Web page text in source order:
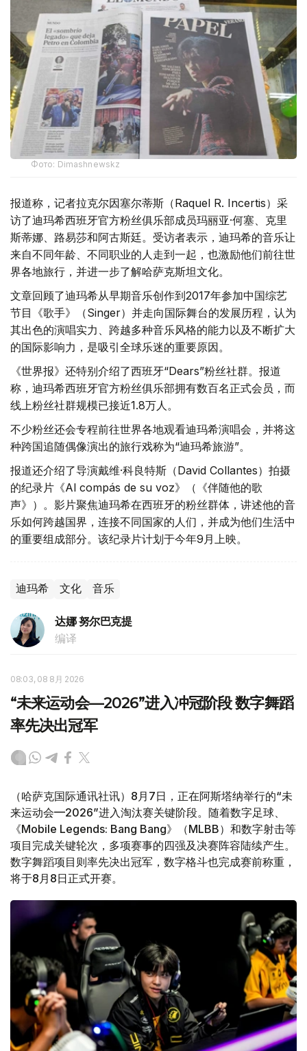
Фото: Dimashnewskz
报道称，记者拉克尔因塞尔蒂斯（Raquel R. Incertis）采
访了迪玛希西班牙官方粉丝俱乐部成员玛丽亚·何塞、克里
斯蒂娜、路易莎和阿古斯廷。受访者表示，迪玛希的音乐让
来自不同年龄、不同职业的人走到一起，也激励他们前往世
界各地旅行，并进一步了解哈萨克斯坦文化。
文章回顾了迪玛希从早期音乐创作到2017年参加中国综艺
节目《歌手》（Singer）并走向国际舞台的发展历程，认为
其出色的演唱实力、跨越多种音乐风格的能力以及不断扩大
的国际影响力，是吸引全球乐迷的重要原因。
《世界报》还特别介绍了西班牙“Dears”粉丝社群。报道
称，迪玛希西班牙官方粉丝俱乐部拥有数百名正式会员，而
线上粉丝社群规模已接近1.8万人。
不少粉丝还会专程前往世界各地观看迪玛希演唱会，并将这
种跨国追随偶像演出的旅行戏称为“迪玛希旅游”。
报道还介绍了导演戴维·科良特斯（David Collantes）拍摄
的纪录片《Al compás de su voz》（《伴随他的歌
声》）。影片聚焦迪玛希在西班牙的粉丝群体，讲述他的音
乐如何跨越国界，连接不同国家的人们，并成为他们生活中
的重要组成部分。该纪录片计划于今年9月上映。
迪玛希 文化 音乐
达娜 努尔巴克提
编译
08:03, 08 8月 2026
“未来运动会—2026”进入冲冠阶段 数字舞蹈
率先决出冠军
（哈萨克国际通讯社讯）8月7日，正在阿斯塔纳举行的“未
来运动会—2026”进入淘汰赛关键阶段。随着数字足球、
《Mobile Legends: Bang Bang》（MLBB）和数字射击等
项目完成关键轮次，多项赛事的四强及决赛阵容陆续产生。
数字舞蹈项目则率先决出冠军，数字格斗也完成赛前称重，
将于8月8日正式开赛。